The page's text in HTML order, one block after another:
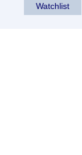
Watchlist